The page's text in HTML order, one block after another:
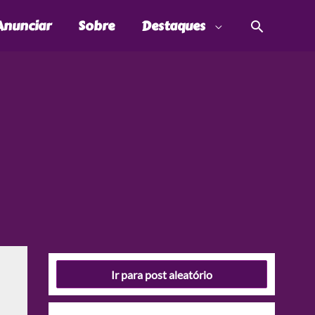
Sobre Destaques
Ir para post aleatório